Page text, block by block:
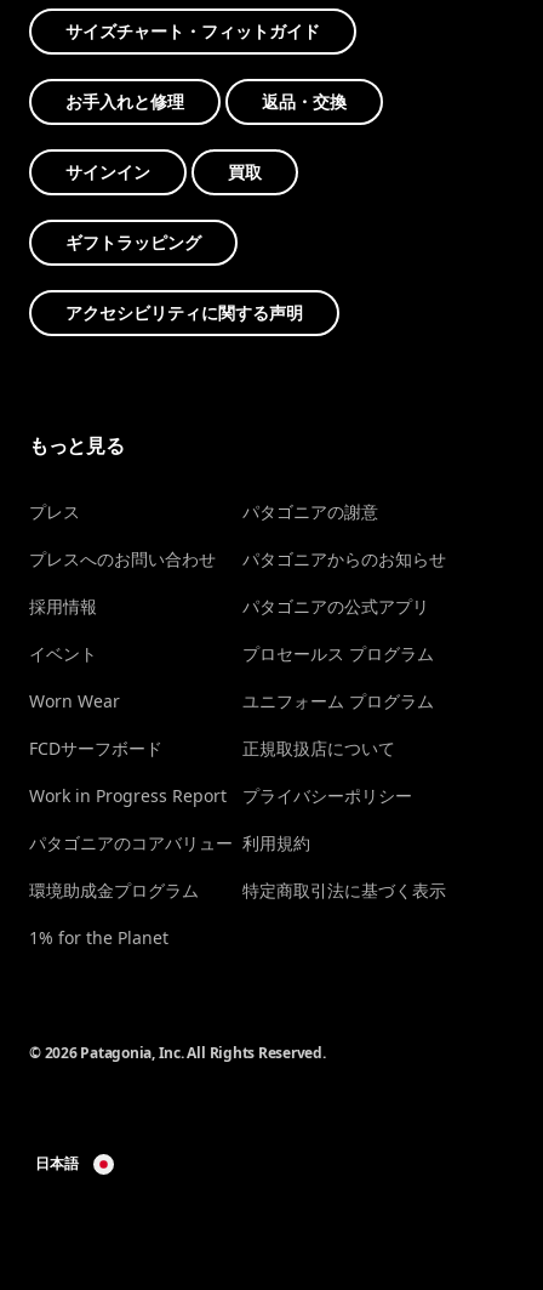
サイズチャート・フィットガイド
お手入れと修理 返品・交換
サインイン 買取
ギフトラッピング
アクセシビリティに関する声明
もっと見る
プレス
プレスへのお問い合わせ
採用情報
イベント
Worn Wear
FCDサーフボード
Work in Progress Report
パタゴニアのコアバリュー
環境助成金プログラム
1% for the Planet
パタゴニアの謝意
パタゴニアからのお知らせ
パタゴニアの公式アプリ
プロセールス プログラム
ユニフォーム プログラム
正規取扱店について
プライバシーポリシー
利用規約
特定商取引法に基づく表示
© 2026 Patagonia, Inc. All Rights Reserved.
日本語